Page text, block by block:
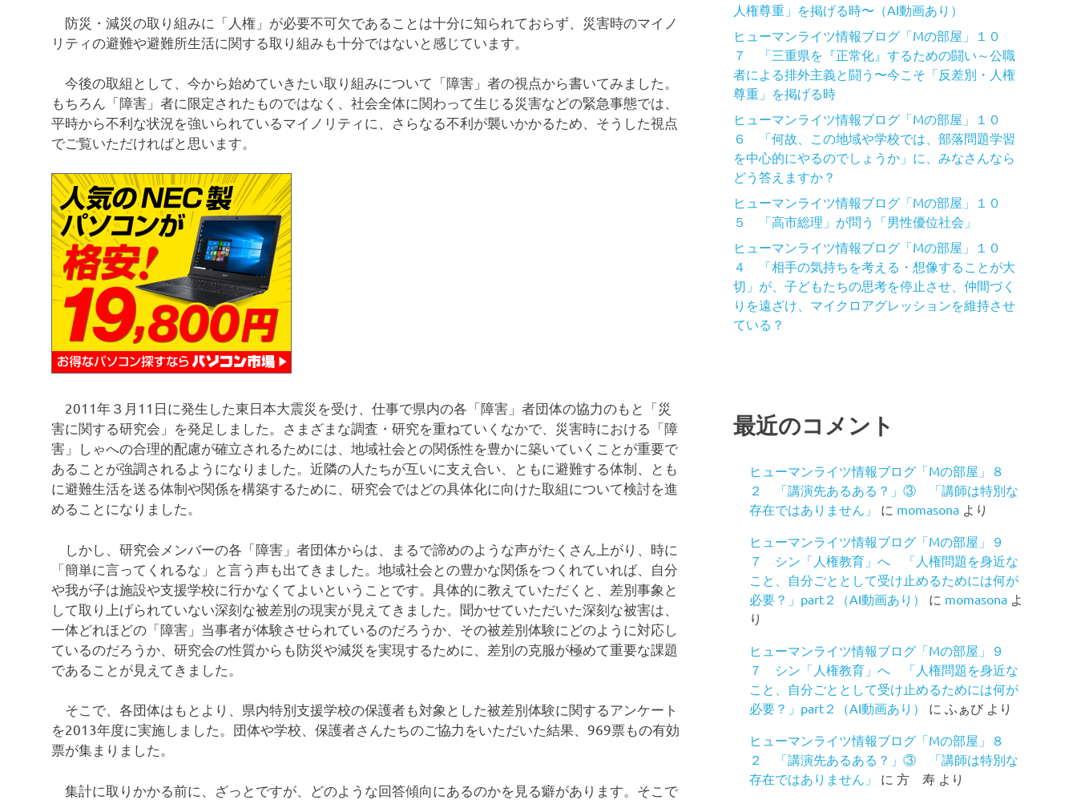
防災・減災の取り組みに「人権」が必要不可欠であることは十分に知られておらず、災害時のマイノ
リティの避難や避難所生活に関する取り組みも十分ではないと感じています。
今後の取組として、今から始めていきたい取り組みについて「障害」者の視点から書いてみました。
もちろん「障害」者に限定されたものではなく、社会全体に関わって生じる災害などの緊急事態では、
平時から不利な状況を強いられているマイノリティに、さらなる不利が襲いかかるため、そうした視点
でご覧いただければと思います。
2011年３月11日に発生した東日本大震災を受け、仕事で県内の各「障害」者団体の協力のもと「災
害に関する研究会」を発足しました。さまざまな調査・研究を重ねていくなかで、災害時における「障
害」しゃへの合理的配慮が確立されるためには、地域社会との関係性を豊かに築いていくことが重要で
あることが強調されるようになりました。近隣の人たちが互いに支え合い、ともに避難する体制、とも
に避難生活を送る体制や関係を構築するために、研究会ではどの具体化に向けた取組について検討を進
めることになりました。
しかし、研究会メンバーの各「障害」者団体からは、まるで諦めのような声がたくさん上がり、時に
「簡単に言ってくれるな」と言う声も出てきました。地域社会との豊かな関係をつくれていれば、自分
や我が子は施設や支援学校に行かなくてよいということです。具体的に教えていただくと、差別事象と
して取り上げられていない深刻な被差別の現実が見えてきました。聞かせていただいた深刻な被害は、
一体どれほどの「障害」当事者が体験させられているのだろうか、その被差別体験にどのように対応し
ているのだろうか、研究会の性質からも防災や減災を実現するために、差別の克服が極めて重要な課題
であることが見えてきました。
そこで、各団体はもとより、県内特別支援学校の保護者も対象とした被差別体験に関するアンケート
を2013年度に実施しました。団体や学校、保護者さんたちのご協力をいただいた結果、969票もの有効
票が集まりました。
集計に取りかかる前に、ざっとですが、どのような回答傾向にあるのかを見る癖があります。そこで
人権尊重」を掲げる時〜（AI動画あり）
ヒューマンライツ情報ブログ「Mの部屋」１０
７ 「三重県を『正常化』するための闘い～公職
者による排外主義と闘う〜今こそ「反差別・人権
尊重」を掲げる時
ヒューマンライツ情報ブログ「Mの部屋」１０
６ 「何故、この地域や学校では、部落問題学習
を中心的にやるのでしょうか」に、みなさんなら
どう答えますか？
ヒューマンライツ情報ブログ「Mの部屋」１０
５ 「高市総理」が問う「男性優位社会」
ヒューマンライツ情報ブログ「Mの部屋」１０
４ 「相手の気持ちを考える・想像することが大
切」が、子どもたちの思考を停止させ、仲間づく
りを遠ざけ、マイクロアグレッションを維持させ
ている？
最近のコメント
ヒューマンライツ情報ブログ「Mの部屋」８
２ 「講演先あるある？」③ 「講師は特別な
存在ではありません」
に momasona より
ヒューマンライツ情報ブログ「Mの部屋」９
７ シン「人権教育」へ 「人権問題を身近な
こと、自分ごととして受け止めるためには何が
必要？」part２（AI動画あり）
に momasona よ
り
ヒューマンライツ情報ブログ「Mの部屋」９
７ シン「人権教育」へ 「人権問題を身近な
こと、自分ごととして受け止めるためには何が
必要？」part２（AI動画あり）
に ふぁび より
ヒューマンライツ情報ブログ「Mの部屋」８
２ 「講演先あるある？」③ 「講師は特別な
存在ではありません」
に方 寿 より